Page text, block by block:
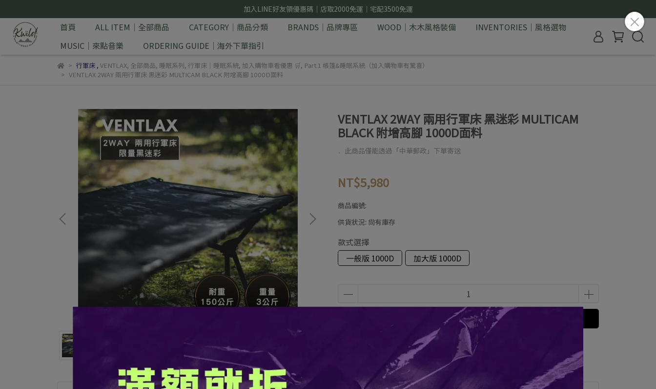
加入LINE好友領優惠碼｜店取2000免運｜宅配3500免運
首頁 ALL ITEM｜全部商品 CATEGORY｜商品分類 BRANDS｜品牌專區 WOOD｜木木風格裝備
INVENTORIES｜風格選物
MUSIC｜來點音樂
ORDERING GUIDE｜海外下單指引
行軍床, VENTLAX, 全部商品, 睡眠系列, 行軍床｜睡眠系統, 加入購物車看優惠 🛒, Part.1 帳篷&睡眠系統（加入購物車有驚喜）
VENTLAX 2WAY 兩用行軍床 黑迷彩 MULTICAM BLACK 附增高腳 1000D面料
VENTLAX 2WAY 兩用行軍床 黑迷彩 MULTICAM
BLACK 附增高腳 1000D面料
．此商品僅能透過「中華郵政」下單寄送
NT$5,980
商品編號:
供貨狀況: 尚有庫存
款式選擇
一般版 1000D
加大版 1000D
此商品 「 最高 」可以折抵紅利